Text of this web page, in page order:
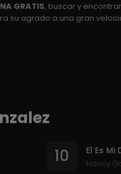
GRATIS, buscar y
su agrado a una gran
10 El Es Mi
Nancy